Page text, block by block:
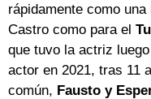
rápidamente como
Castro como para el
que tuvo la actriz
actor en 2021, tras 11
común, Fausto y